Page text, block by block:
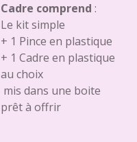
Cadre comprend :
Le kit simple
+ 1 Pince en plastique
+ 1 Cadre en plastique
au choix
mis dans une boite
prêt à offrir